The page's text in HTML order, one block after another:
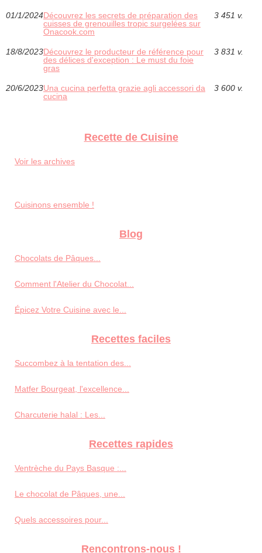
01/1/2024Découvrez les secrets de préparation des
cuisses de grenouilles tropic surgelées sur
Onacook.com
3 451 v.
18/8/2023Découvrez le producteur de référence pour
des délices d'exception : Le must du foie
gras
3 831 v.
20/6/2023Una cucina perfetta grazie agli accessori da
cucina
3 600 v.
Recette de Cuisine
Voir les archives
Cuisinons ensemble !
Blog
Chocolats de Pâques...
Comment l'Atelier du Chocolat...
Épicez Votre Cuisine avec le...
Recettes faciles
Succombez à la tentation des...
Matfer Bourgeat, l'excellence...
Charcuterie halal : Les...
Recettes rapides
Ventrèche du Pays Basque :...
Le chocolat de Pâques, une...
Quels accessoires pour...
Rencontrons-nous !